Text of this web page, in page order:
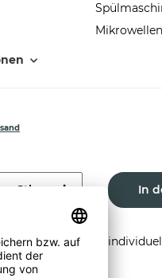
Stk In
stellen und